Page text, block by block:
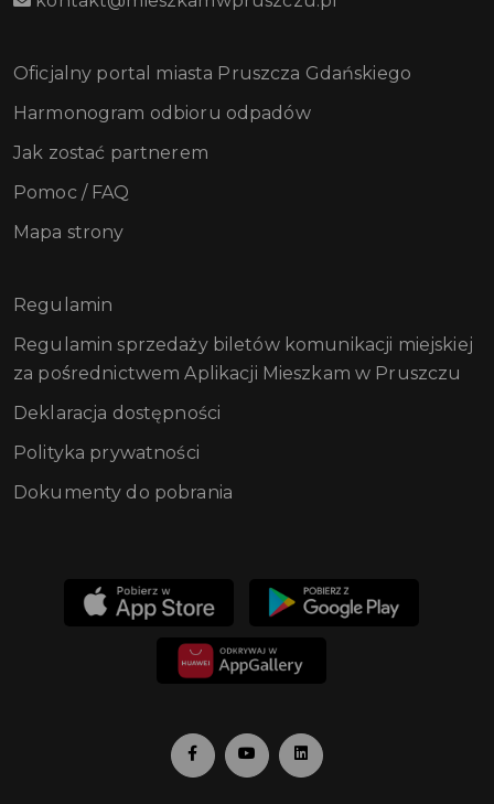
Oficjalny portal miasta Pruszcza Gdańskiego
Harmonogram odbioru odpadów
Jak zostać partnerem
Pomoc / FAQ
Mapa strony
Regulamin
Regulamin sprzedaży biletów komunikacji miejskiej
za pośrednictwem Aplikacji Mieszkam w Pruszczu
Deklaracja dostępności
Polityka prywatności
Dokumenty do pobrania